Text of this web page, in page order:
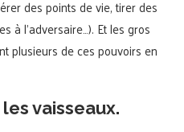
des points de vie, tirer des
à l’adversaire…). Et les gros
plusieurs de ces pouvoirs en
vaisseaux.